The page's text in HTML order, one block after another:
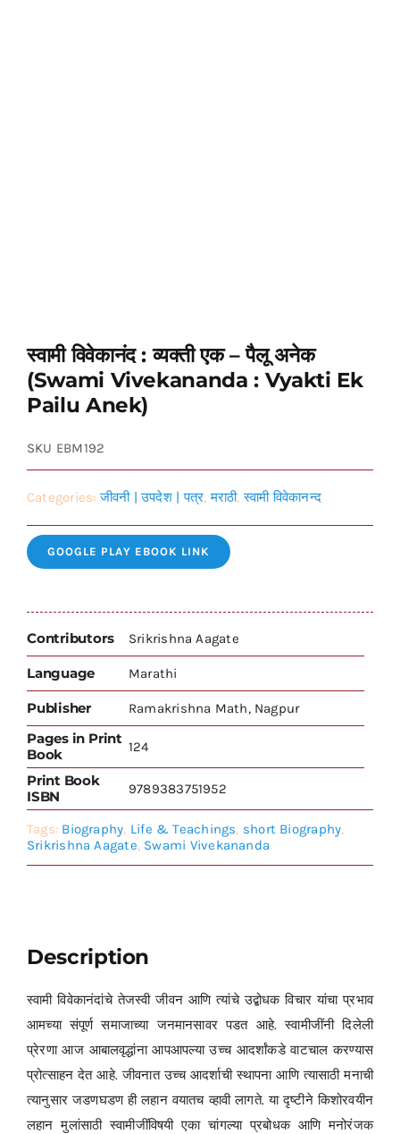
स्वामी विवेकानंद : व्यक्ती एक – पैलू अनेक
(Swami Vivekananda : Vyakti Ek
Pailu Anek)
SKU EBM192
Categories:जीवनी | उपदेश | पत्र,मराठी,स्वामी विवेकानन्द
GOOGLE PLAY EBOOK LINK
Contributors Srikrishna Aagate
Language Marathi
Publisher Ramakrishna Math, Nagpur
Pages in Print
Book
124
Print Book
ISBN
9789383751952
Tags: Biography, Life & Teachings, short Biography,
Srikrishna Aagate, Swami Vivekananda
Description
स्वामी विवेकानंदांचे तेजस्वी जीवन आणि त्यांचे उद्बोधक विचार यांचा प्रभाव
आमच्या संपूर्ण समाजाच्या जनमानसावर पडत आहे. स्वामीजींनी दिलेली
प्रेरणा आज आबालवृद्धांना आपआपल्या उच्च आदर्शांकडे वाटचाल करण्यास
प्रोत्साहन देत आहे. जीवनात उच्च आदर्शाची स्थापना आणि त्यासाठी मनाची
त्यानुसार जडणघडण ही लहान वयातच व्हावी लागते. या दृष्टीने किशोरवयीन
लहान मुलांसाठी स्वामीजींविषयी एका चांगल्या प्रबोधक आणि मनोरंजक